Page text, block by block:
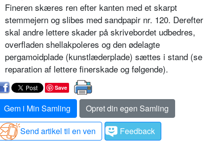
Fineren skæres ren efter kanten med et skarpt
stemmejern og slibes med sandpapir nr. 120. Derefter
skal andre lettere skader på skrivebordet udbedres,
overfladen shellakpoleres og den ødelagte
pergamoidplade (kunstlæderplade) sættes i stand (se
reparation af lettere finerskade og følgende).
Save
Gem i Min Samling
Opret din egen Samling
Send artikel til en ven
Feedback